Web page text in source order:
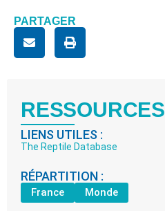
PARTAGER
RESSOURCES
LIENS UTILES :
The Reptile Database
RÉPARTITION :
France Monde